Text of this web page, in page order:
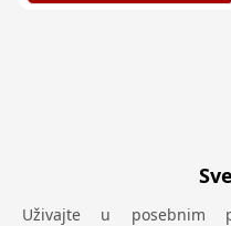
Uživajte u posebnim